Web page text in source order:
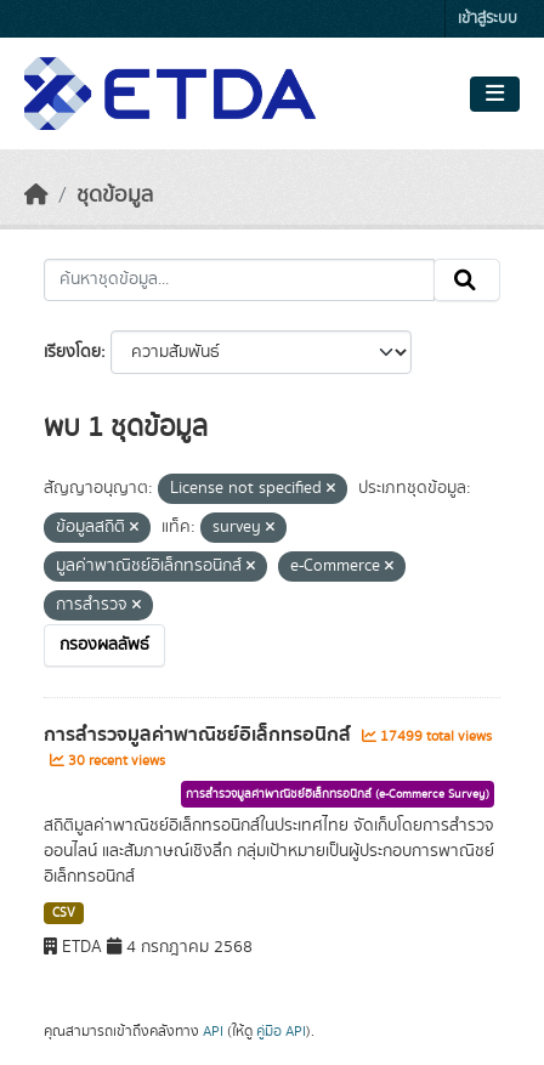
เข้าสู่ระบบ
ชุดข้อมูล
เรียงโดย
พบ 1 ชุดข้อมูล
สัญญาอนุญาต: License not specified
ประเภทชุดข้อมูล:
ข้อมูลสถิติ
แท็ค:
survey
มูลค่าพาณิชย์อิเล็กทรอนิกส์
e-Commerce
การสำรวจ
กรองผลลัพธ์
การสำรวจมูลค่าพาณิชย์อิเล็กทรอนิกส์
17499 total views
30 recent views
การสำรวจมูลค่าพาณิชย์อิเล็กทรอนิกส์ (e-Commerce Survey)
สถิติมูลค่าพาณิชย์อิเล็กทรอนิกส์ในประเทศไทย จัดเก็บโดยการสำรวจ
ออนไลน์ และสัมภาษณ์เชิงลึก กลุ่มเป้าหมายเป็นผู้ประกอบการพาณิชย์
อิเล็กทรอนิกส์
CSV
ETDA 4 กรกฎาคม 2568
คุณสามารถเข้าถึงคลังทาง API (ให้ดู คู่มือ API).